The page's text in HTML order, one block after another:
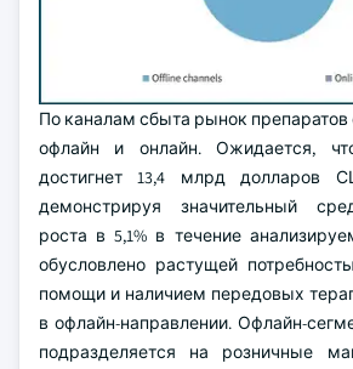
По каналам сбыта рынок препаратов
офлайн и онлайн. Ожидается,
достигнет 13,4 млрд долларов
демонстрируя значительный
роста в 5,1% в течение
обусловлено растущей
помощи и наличием передовых
в офлайн-направлении. Офлайн-
подразделяется на розничные